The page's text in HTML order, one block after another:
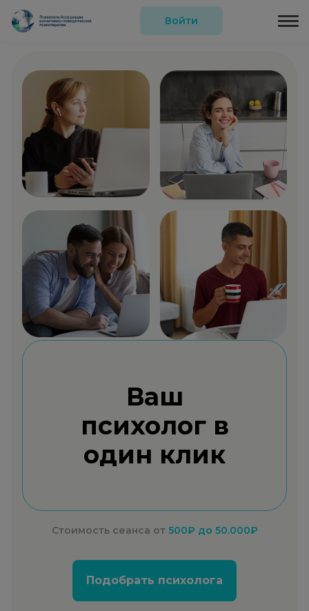
Войти
Ваш
психолог в
один клик
Стоимость сеанса от 500₽ до 50.000₽
Подобрать психолога